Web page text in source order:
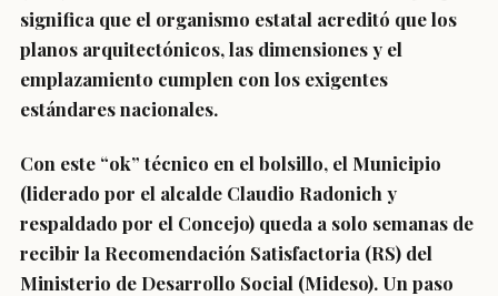
significa que el organismo estatal acreditó que los
planos arquitectónicos, las dimensiones y el
emplazamiento cumplen con los exigentes
estándares nacionales.
Con este “ok” técnico en el bolsillo, el Municipio
(liderado por el alcalde Claudio Radonich y
respaldado por el Concejo) queda a solo semanas de
recibir la Recomendación Satisfactoria (RS) del
Ministerio de Desarrollo Social (Mideso). Un paso